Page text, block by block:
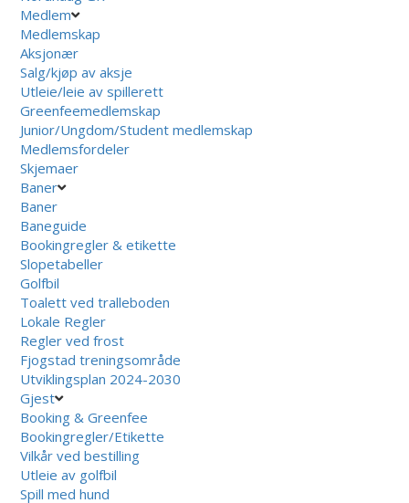
Medlem
Medlemskap
Aksjonær
Salg/kjøp av aksje
Utleie/leie av spillerett
Greenfeemedlemskap
Junior/Ungdom/Student medlemskap
Medlemsfordeler
Skjemaer
Baner
Baner
Baneguide
Bookingregler & etikette
Slopetabeller
Golfbil
Toalett ved tralleboden
Lokale Regler
Regler ved frost
Fjogstad treningsområde
Utviklingsplan 2024-2030
Gjest
Booking & Greenfee
Bookingregler/Etikette
Vilkår ved bestilling
Utleie av golfbil
Spill med hund